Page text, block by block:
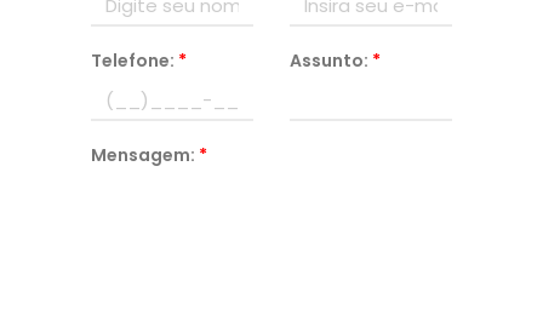
Telefone: * Assunto: *
Mensagem: *